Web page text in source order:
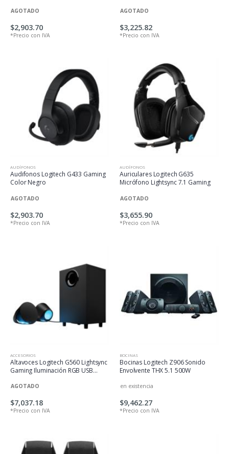
AGOTADO
$2,903.70
*Precio con IVA
AGOTADO
$3,225.82
*Precio con IVA
AUDÍFONOS
Audifonos Logitech G433 Gaming
Color Negro
AGOTADO
$2,903.70
*Precio con IVA
AUDÍFONOS
Auriculares Logitech G635
Micrófono Lightsync 7.1 Gaming
AGOTADO
$3,655.90
*Precio con IVA
ACCESORIOS
Altavoces Logitech G560 Lightsync
Gaming Iluminación RGB USB
AGOTADO
$7,037.18
*Precio con IVA
BOCINAS
Bocinas Logitech Z906 Sonido
Envolvente THX 5.1 500W
en existencia
$9,462.27
*Precio con IVA